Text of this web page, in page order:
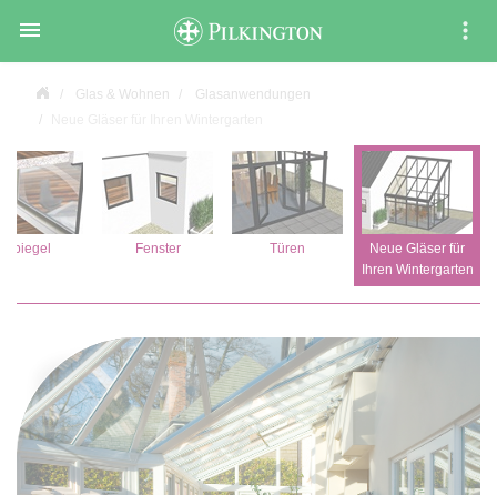

Glas & Wohnen
Glasanwendungen
Spiegel Fenster Türen
Neue Gläser für
Ihren Wintergarten